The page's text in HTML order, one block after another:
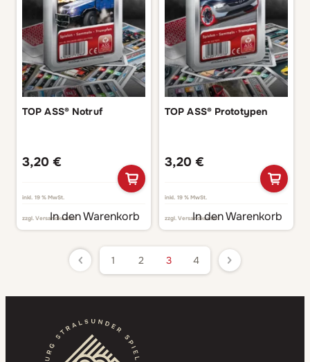
TOP ASS® Notruf
3,20 €
inkl. 19 % MwSt.
zzgl. Versandkosten
In den Warenkorb
TOP ASS® Prototypen
3,20 €
inkl. 19 % MwSt.
zzgl. Versandkosten
In den Warenkorb
1 2 3 4